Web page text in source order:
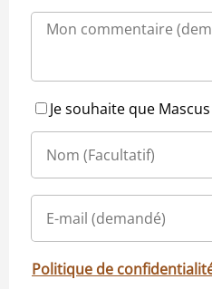
Je souhaite que
Politique de